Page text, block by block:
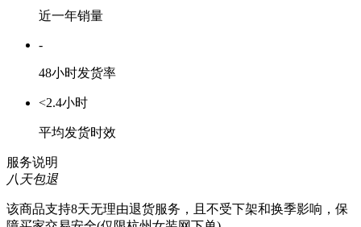
近一年销量
-
48小时发货率
<2.4小时
平均发货时效
服务说明
八天包退
该商品支持8天无理由退货服务，且不受下架和换季影响，保